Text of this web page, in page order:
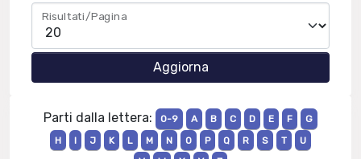
Risultati/Pagina
Parti dalla lettera: 0-9 A B C D E F
G
H
I J K L M N O P Q R S T
U